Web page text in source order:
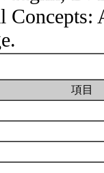
Concepts:
項目